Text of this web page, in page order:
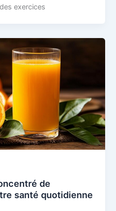
exercices
de
santé quotidienne